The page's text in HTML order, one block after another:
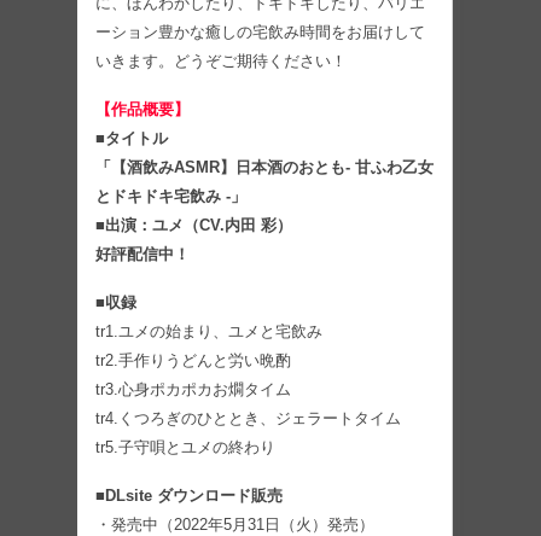
ーション豊かな癒しの宅飲み時間をお届けして
いきます。どうぞご期待ください！
【作品概要】
■タイトル
「【酒飲みASMR】日本酒のおとも- 甘ふわ乙女
とドキドキ宅飲み -」
■出演：ユメ（CV.内田 彩）
好評配信中！
■収録
tr1.ユメの始まり、ユメと宅飲み
tr2.手作りうどんと労い晩酌
tr3.心身ポカポカお燗タイム
tr4.くつろぎのひととき、ジェラートタイム
tr5.子守唄とユメの終わり
■DLsite ダウンロード販売
・発売中（2022年5月31日（火）発売）